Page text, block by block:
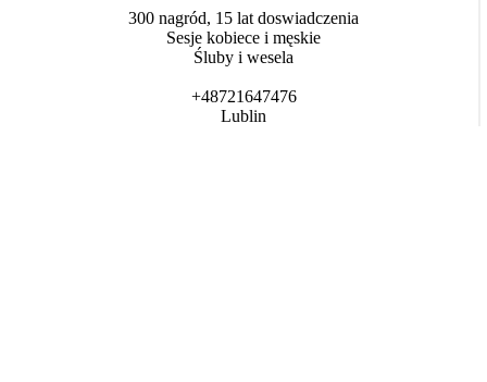
300 nagród, 15 lat doswiadczenia
Sesje kobiece i męskie
Śluby i wesela
+48721647476
Lublin